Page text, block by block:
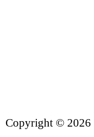
Copyright © 2026